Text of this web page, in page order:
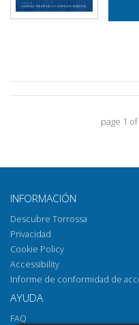
page 1 of
INFORMACIÓN
Descubre Torrossa
Privacidad
Cookie Policy
Accessibility
Informe de conformidad de
AYUDA
FAQ